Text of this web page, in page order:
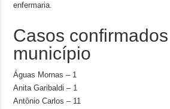
enfermaria.
Casos
município
Águas Mornas – 1
Anita Garibaldi – 1
Antônio Carlos – 11